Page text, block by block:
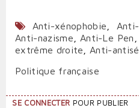
Anti-xénophobie
Anti-nazisme
Anti-Le Pen
extrême droite
Anti-
Politique française
SE CONNECTER POUR PUBLIER